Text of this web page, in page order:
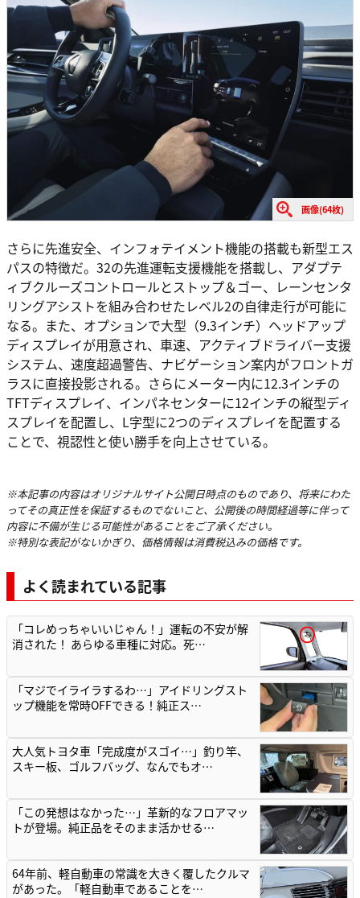
画像(64枚)
さらに先進安全、インフォテイメント機能の搭載も新型エス
パスの特徴だ。32の先進運転支援機能を搭載し、アダプテ
ィブクルーズコントロールとストップ＆ゴー、レーンセンタ
リングアシストを組み合わせたレベル2の自律走行が可能に
なる。また、オプションで大型（9.3インチ）ヘッドアップ
ディスプレイが用意され、車速、アクティブドライバー支援
システム、速度超過警告、ナビゲーション案内がフロントガ
ラスに直接投影される。さらにメーター内に12.3インチの
TFTディスプレイ、インパネセンターに12インチの縦型ディ
スプレイを配置し、L字型に2つのディスプレイを配置する
ことで、視認性と使い勝手を向上させている。
※本記事の内容はオリジナルサイト公開日時点のものであり、将来にわた
ってその真正性を保証するものでないこと、公開後の時間経過等に伴って
内容に不備が生じる可能性があることをご了承ください。
※特別な表記がないかぎり、価格情報は消費税込みの価格です。
よく読まれている記事
「コレめっちゃいいじゃん！」運転の不安が解
消された！ あらゆる車種に対応。死…
「マジでイライラするわ…」アイドリングスト
ップ機能を常時OFFできる！純正ス…
大人気トヨタ車「完成度がスゴイ…」釣り竿、
スキー板、ゴルフバッグ、なんでもオ…
「この発想はなかった…」革新的なフロアマッ
トが登場。純正品をそのまま活かせる…
64年前、軽自動車の常識を大きく覆したクルマ
があった。「軽自動車であることを…